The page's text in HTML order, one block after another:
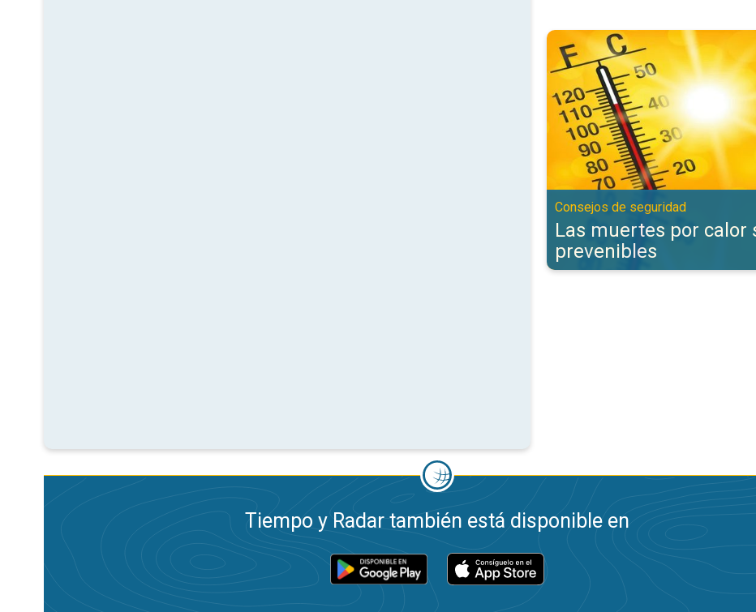
Las muertes por calor son
Consejos de seguridad
Las muertes por calor
prevenibles
Tiempo y Radar también está disponible en